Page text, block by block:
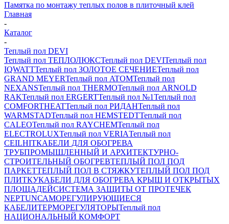
Памятка по монтажу теплых полов в плиточный клей
Главная
-
Каталог
-
Теплый пол DEVI
Теплый пол ТЕПЛОЛЮКСТеплый пол DEVIТеплый пол
IQWATTТеплый пол ЗОЛОТОЕ СЕЧЕНИЕТеплый пол
GRAND MEYERТеплый пол ATOMТеплый пол
NEXANSТеплый пол THERMOТеплый пол ARNOLD
RAKТеплый пол ERGERTТеплый пол №1Теплый пол
COMFORTHEATТеплый пол РИДАНТеплый пол
WARMSTADТеплый пол HEMSTEDTТеплый пол
CALEOТеплый пол RAYCHEMТеплый пол
ELECTROLUXТеплый пол VERIAТеплый пол
CEILHITКАБЕЛИ ДЛЯ ОБОГРЕВА
ТРУБПРОМЫШЛЕННЫЙ И АРХИТЕКТУРНО-
СТРОИТЕЛЬНЫЙ ОБОГРЕВТЕПЛЫЙ ПОЛ ПОД
ПАРКЕТТЕПЛЫЙ ПОЛ В СТЯЖКУТЕПЛЫЙ ПОЛ ПОД
ПЛИТКУКАБЕЛИ ДЛЯ ОБОГРЕВА КРЫШ И ОТКРЫТЫХ
ПЛОЩАДЕЙСИСТЕМА ЗАЩИТЫ ОТ ПРОТЕЧЕК
NEPTUNСАМОРЕГУЛИРУЮЩИЕСЯ
КАБЕЛИТЕРМОРЕГУЛЯТОРЫТеплый пол
НАЦИОНАЛЬНЫЙ КОМФОРТ